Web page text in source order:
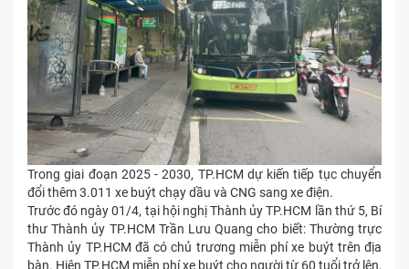
Trong giai đoạn 2025 - 2030, TP.HCM dự kiến tiếp tục chuyển
đổi thêm 3.011 xe buýt chạy dầu và CNG sang xe điện.
Trước đó ngày 01/4, tại hội nghị Thành ủy TP.HCM lần thứ 5, Bí
thư Thành ủy TP.HCM Trần Lưu Quang cho biết: Thường trực
Thành ủy TP.HCM đã có chủ trương miễn phí xe buýt trên địa
bàn. Hiện TP.HCM miễn phí xe buýt cho người từ 60 tuổi trở lên,